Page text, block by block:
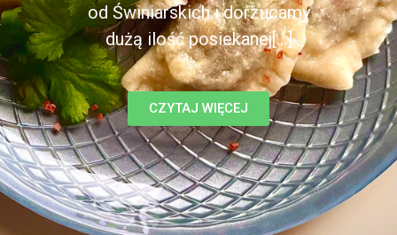
od Świniarskich i dorzucamy
dużą ilość posiekanej[...]
CZYTAJ WIĘCEJ